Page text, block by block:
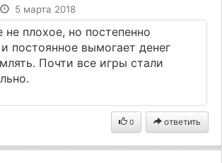
5 марта 2018
не плохое, но постепенно
постоянное вымогает денег
Почти все игры стали
0 ответить